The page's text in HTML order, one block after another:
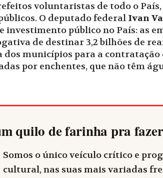
voluntaristas de todo o
O deputado federal Ivan
investimento público no País: as
de destinar 3,2 bilhões de
municípios para a
por enchentes, que não têm
quilo de farinha pra
Somos o único veículo crítico e
cultural, nas suas mais variadas